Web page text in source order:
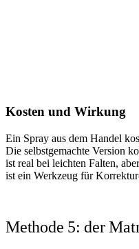
Kosten und Wirkung
Ein Spray aus dem Handel
Die selbstgemachte Version
ist real bei leichten Falten,
ist ein Werkzeug für
Methode 5: der